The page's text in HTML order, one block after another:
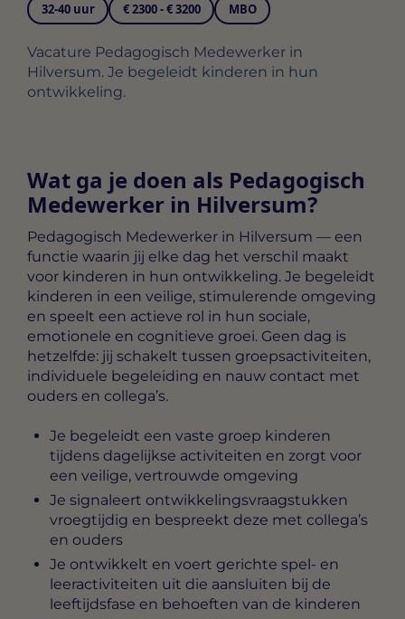
32-40 uur € 2300 - € 3200 MBO
Vacature Pedagogisch Medewerker in
Hilversum. Je begeleidt kinderen in hun
ontwikkeling.
Wat ga je doen als Pedagogisch
Medewerker in Hilversum?
Pedagogisch Medewerker in Hilversum — een
functie waarin jij elke dag het verschil maakt
voor kinderen in hun ontwikkeling. Je begeleidt
kinderen in een veilige, stimulerende omgeving
en speelt een actieve rol in hun sociale,
emotionele en cognitieve groei. Geen dag is
hetzelfde: jij schakelt tussen groepsactiviteiten,
individuele begeleiding en nauw contact met
ouders en collega’s.
Je begeleidt een vaste groep kinderen
tijdens dagelijkse activiteiten en zorgt voor
een veilige, vertrouwde omgeving
Je signaleert ontwikkelingsvraagstukken
vroegtijdig en bespreekt deze met collega’s
en ouders
Je ontwikkelt en voert gerichte spel- en
leeractiviteiten uit die aansluiten bij de
leeftijdsfase en behoeften van de kinderen